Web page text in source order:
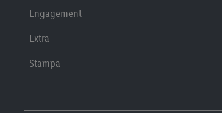
Engagement
Extra
Stampa